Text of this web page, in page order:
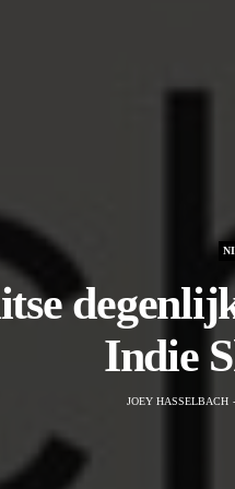
Indie
JOEY HASSELBACH